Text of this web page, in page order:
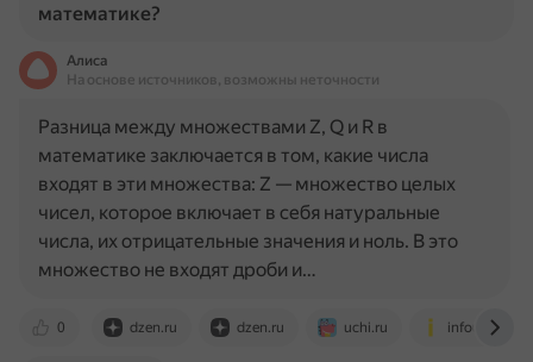
математике?
Алиса
На основе источников, возможны неточности
0 dzen.ru dzen.ru uchi.ru infourok.ru
Разница между множествами Z, Q и R в
математике заключается в том, какие числа
входят в эти множества: Z — множество целых
чисел, которое включает в себя натуральные
числа, их отрицательные значения и ноль. В это
множество не входят дроби и…